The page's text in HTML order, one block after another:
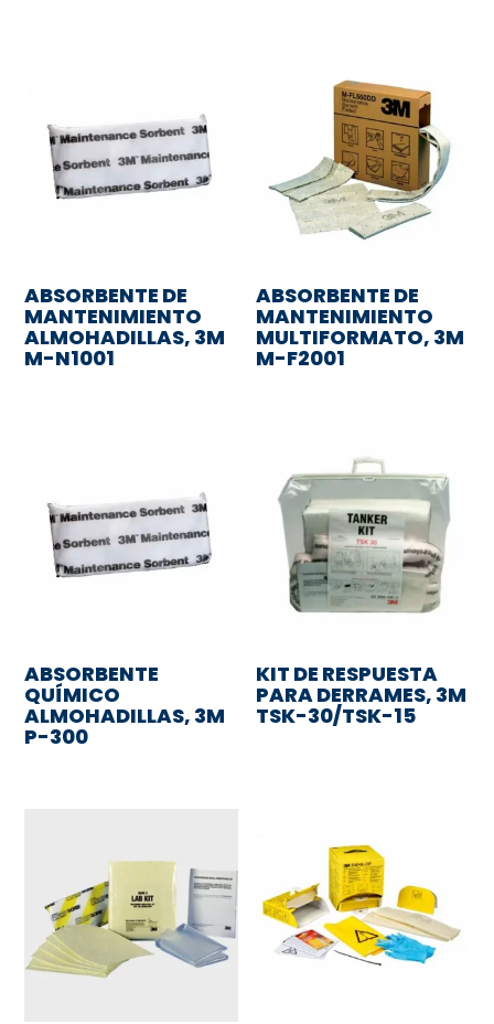
ABSORBENTE DE
MANTENIMIENTO
ALMOHADILLAS, 3M
M-N1001
ABSORBENTE DE
MANTENIMIENTO
MULTIFORMATO, 3M
M-F2001
ABSORBENTE
QUÍMICO
ALMOHADILLAS, 3M
P-300
KIT DE RESPUESTA
PARA DERRAMES, 3M
TSK-30/TSK-15